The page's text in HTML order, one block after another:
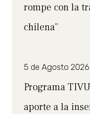
rompe con la
chilena”
5 de Agosto 2026
Programa
aporte a la